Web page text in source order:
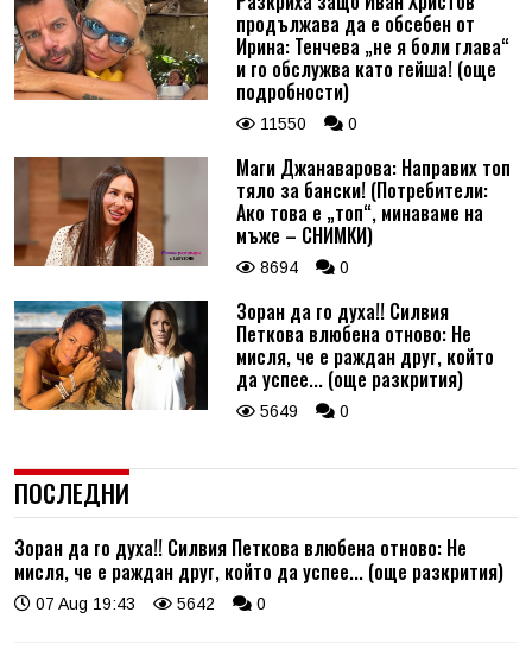
продължава да е обсебен от
Ирина: Тенчева „не я боли глава“
и го обслужва като гейша! (още
подробности)
11550 0
Маги Джанаварова: Направих топ
тяло за бански! (Потребители:
Ако това е „топ“, минаваме на
мъже – СНИМКИ)
8694 0
Зоран да го духа!! Силвия
Петкова влюбена отново: Не
мисля, че е раждан друг, който
да успее... (още разкрития)
5649 0
ПОСЛЕДНИ
Зоран да го духа!! Силвия Петкова влюбена отново: Не
мисля, че е раждан друг, който да успее... (още разкрития)
07 Aug 19:43 5642 0